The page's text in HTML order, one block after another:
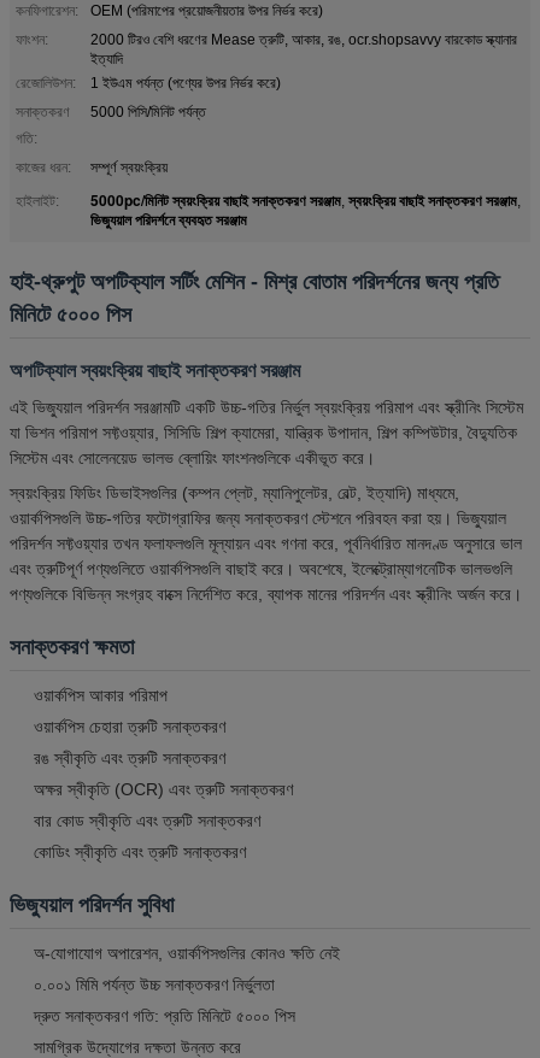
কনফিগারেশন:
OEM (পরিমাপের প্রয়োজনীয়তার উপর নির্ভর করে)
ফাংশন:
2000 টিরও বেশি ধরণের Mease ত্রুটি, আকার, রঙ, ocr.shopsavvy বারকোড স্ক্যানার
ইত্যাদি
রেজোলিউশন:
1 ইউএম পর্যন্ত (পণ্যের উপর নির্ভর করে)
সনাক্তকরণ
গতি:
5000 পিসি/মিনিট পর্যন্ত
কাজের ধরন:
সম্পূর্ণ স্বয়ংক্রিয়
হাইলাইট:
5000pc/মিনিট স্বয়ংক্রিয় বাছাই সনাক্তকরণ সরঞ্জাম,স্বয়ংক্রিয় বাছাই সনাক্তকরণ সরঞ্জাম,
ভিজ্যুয়াল পরিদর্শনে ব্যবহৃত সরঞ্জাম
হাই-থ্রুপুট অপটিক্যাল সর্টিং মেশিন - মিশ্র বোতাম পরিদর্শনের জন্য প্রতি
মিনিটে ৫০০০ পিস
অপটিক্যাল স্বয়ংক্রিয় বাছাই সনাক্তকরণ সরঞ্জাম
এই ভিজ্যুয়াল পরিদর্শন সরঞ্জামটি একটি উচ্চ-গতির নির্ভুল স্বয়ংক্রিয় পরিমাপ এবং স্ক্রীনিং সিস্টেম
যা ভিশন পরিমাপ সফ্টওয়্যার, সিসিডি শিল্প ক্যামেরা, যান্ত্রিক উপাদান, শিল্প কম্পিউটার, বৈদ্যুতিক
সিস্টেম এবং সোলেনয়েড ভালভ ব্লোয়িং ফাংশনগুলিকে একীভূত করে।
স্বয়ংক্রিয় ফিডিং ডিভাইসগুলির (কম্পন প্লেট, ম্যানিপুলেটর, বেল্ট, ইত্যাদি) মাধ্যমে,
ওয়ার্কপিসগুলি উচ্চ-গতির ফটোগ্রাফির জন্য সনাক্তকরণ স্টেশনে পরিবহন করা হয়। ভিজ্যুয়াল
পরিদর্শন সফ্টওয়্যার তখন ফলাফলগুলি মূল্যায়ন এবং গণনা করে, পূর্বনির্ধারিত মানদণ্ড অনুসারে ভাল
এবং ত্রুটিপূর্ণ পণ্যগুলিতে ওয়ার্কপিসগুলি বাছাই করে। অবশেষে, ইলেক্ট্রোম্যাগনেটিক ভালভগুলি
পণ্যগুলিকে বিভিন্ন সংগ্রহ বাক্সে নির্দেশিত করে, ব্যাপক মানের পরিদর্শন এবং স্ক্রীনিং অর্জন করে।
সনাক্তকরণ ক্ষমতা
ওয়ার্কপিস আকার পরিমাপ
ওয়ার্কপিস চেহারা ত্রুটি সনাক্তকরণ
রঙ স্বীকৃতি এবং ত্রুটি সনাক্তকরণ
অক্ষর স্বীকৃতি (OCR) এবং ত্রুটি সনাক্তকরণ
বার কোড স্বীকৃতি এবং ত্রুটি সনাক্তকরণ
কোডিং স্বীকৃতি এবং ত্রুটি সনাক্তকরণ
ভিজ্যুয়াল পরিদর্শন সুবিধা
অ-যোগাযোগ অপারেশন, ওয়ার্কপিসগুলির কোনও ক্ষতি নেই
০.০০১ মিমি পর্যন্ত উচ্চ সনাক্তকরণ নির্ভুলতা
দ্রুত সনাক্তকরণ গতি: প্রতি মিনিটে ৫০০০ পিস
সামগ্রিক উদ্যোগের দক্ষতা উন্নত করে